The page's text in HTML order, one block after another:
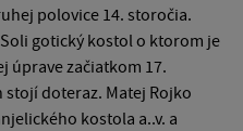
polovice 14. storočia.
gotický kostol o ktorom je
úprave začiatkom 17.
doteraz. Matej Rojko
kostola a..v. a